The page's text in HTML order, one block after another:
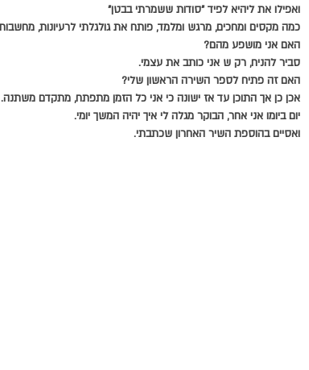
ואפילו את ליהיא לפיד "סודות ששמרתי בבטן"
כמה מקסים ומחכים, מרגש ומלמד, פותח את גולגלתי לרעיונות,
האם אני מושפע מהם?
סביר להניח, רק ש אני כותב את עצמי.
האם זה פתיח לספר השירה הראשון שלי?
אכן כן אך התוכן עד אז ישונה כי אני כל הזמן מתפתח, מתקדם משתנה.
יום ביומו אני אחר, הבוקר מגלה לי איך יהיה המשך יומי.
ואסיים בהוספת השיר האחרון שכתבתי.